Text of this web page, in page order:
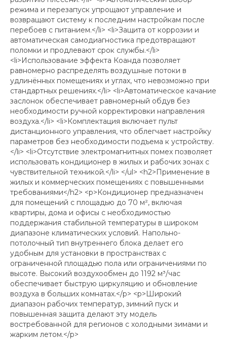
режима и перезапуск упрощают управление и
возвращают систему к последним настройкам после
перебоев с питанием.</li> <li>Защита от коррозии и
автоматическая самодиагностика предотвращают
поломки и продлевают срок службы.</li>
<li>Использование эффекта Коанда позволяет
равномерно распределять воздушные потоки в
удлинённых помещениях и углах, что невозможно при
стандартных решениях.</li> <li>Автоматическое качание
заслонок обеспечивает равномерный обдув без
необходимости ручной корректировки направления
воздуха.</li> <li>Комплектация включает пульт
дистанционного управления, что облегчает настройку
параметров без необходимости подъема к устройству.
</li> <li>Отсутствие электромагнитных помех позволяет
использовать кондиционер в жилых и рабочих зонах с
чувствительной техникой.</li> </ul> <h2>Применение в
жилых и коммерческих помещениях с повышенными
требованиями</h2> <p>Кондиционер предназначен
для помещений с площадью до 70 м², включая
квартиры, дома и офисы с необходимостью
поддержания стабильной температуры в широком
диапазоне климатических условий. Напольно-
потолочный тип внутреннего блока делает его
удобным для установки в пространствах с
ограниченной площадью пола или ограничениями по
высоте. Высокий воздухообмен до 1192 м³/час
обеспечивает быструю циркуляцию и обновление
воздуха в больших комнатах.</p> <p>Широкий
диапазон рабочих температур, зимний пуск и
повышенная защита делают эту модель
востребованной для регионов с холодными зимами и
жарким летом.</p>